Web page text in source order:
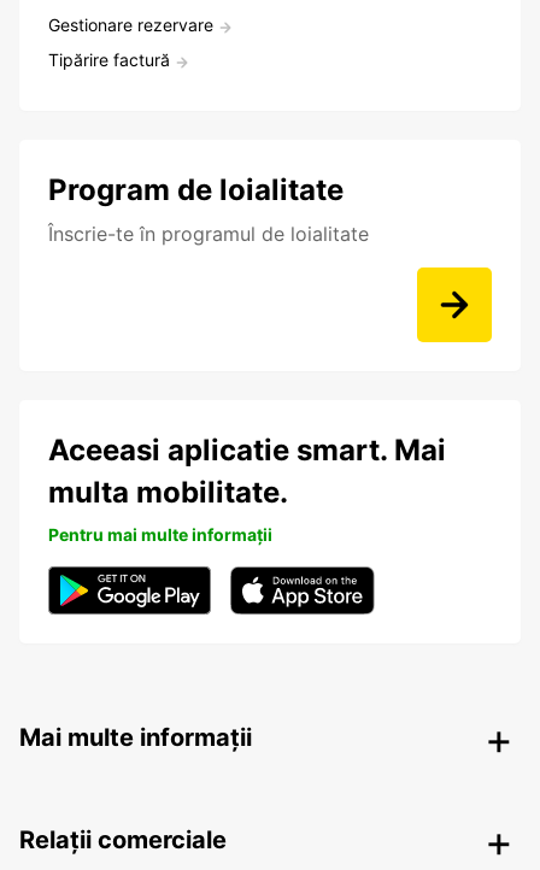
Gestionare rezervare
Tipărire factură
Program de loialitate
Înscrie-te în programul de loialitate
Aceeasi aplicatie smart. Mai
multa mobilitate.
Pentru mai multe informații
Mai multe informații
Relații comerciale